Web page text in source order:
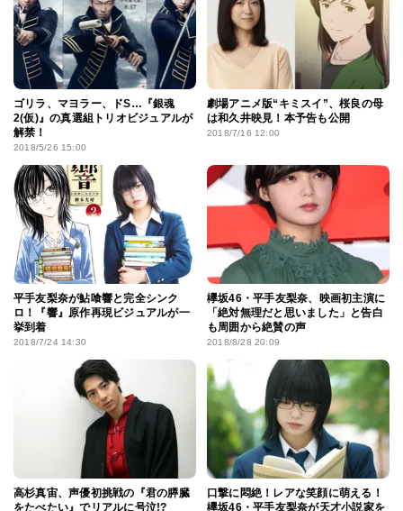
ゴリラ、マヨラー、ドS…『銀魂
2(仮)』の真選組トリオビジュアルが
解禁！
2018/5/26 15:00
劇場アニメ版“キミスイ”、桜良の母
は和久井映見！本予告も公開
2018/7/16 12:00
平手友梨奈が鮎喰響と完全シンク
ロ！『響』原作再現ビジュアルが一
挙到着
2018/7/24 14:30
欅坂46・平手友梨奈、映画初主演に
「絶対無理だと思いました」と告白
も周囲から絶賛の声
2018/8/28 20:09
高杉真宙、声優初挑戦の『君の膵臓
をたべたい』でリアルに号泣!?
口撃に悶絶！レアな笑顔に萌える！
欅坂46・平手友梨奈が天才小説家を